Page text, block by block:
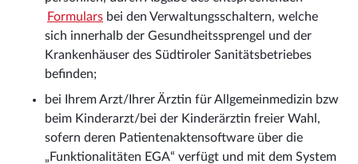
Formulars bei den Verwaltungsschaltern, welche
sich innerhalb der Gesundheitssprengel und der
Krankenhäuser des Südtiroler Sanitätsbetriebes
befinden;
bei Ihrem Arzt/Ihrer Ärztin für Allgemeinmedizin bzw
beim Kinderarzt/bei der Kinderärztin freier Wahl,
sofern deren Patientenaktensoftware über die
„Funktionalitäten EGA“ verfügt und mit dem System